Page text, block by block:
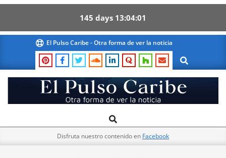
145 days 13 04 00
content
El Pulso Caribe - Otra forma de ver la noticia
Search
El
Pulso
Navigation
Search
Disfruta nuestro contenido en Facebook